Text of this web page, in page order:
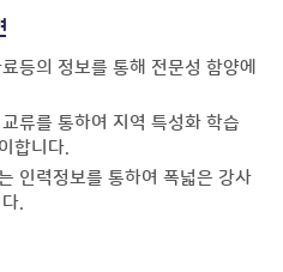
등의 정보를 통해 전문성 함양에
류를 통하여 지역 특성화 학습
합니다.
인력정보를 통하여 폭넓은 강사
.